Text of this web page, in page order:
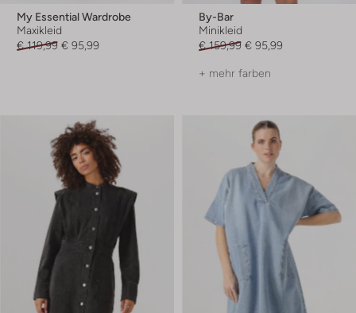
My Essential Wardrobe
Maxikleid
€ 119,99 € 95,99
By-Bar
Minikleid
€ 159,99 € 95,99
+ mehr farben